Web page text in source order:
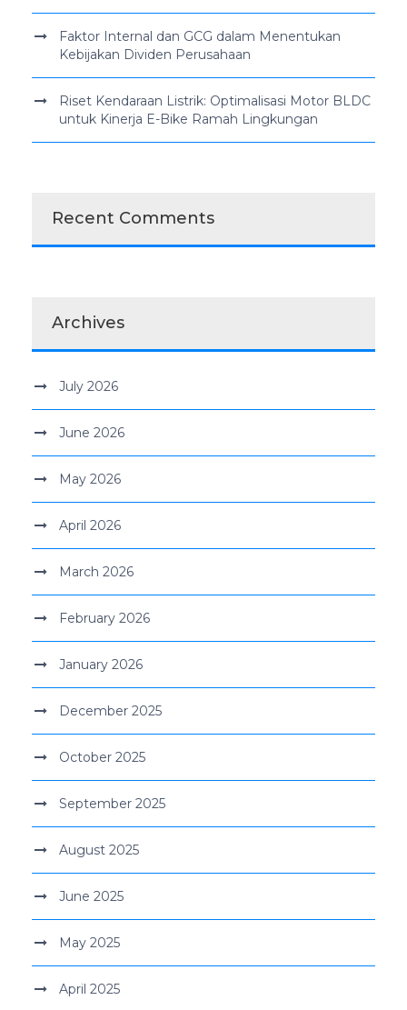
Faktor Internal dan GCG dalam Menentukan
Kebijakan Dividen Perusahaan
Riset Kendaraan Listrik: Optimalisasi Motor BLDC
untuk Kinerja E-Bike Ramah Lingkungan
Recent Comments
Archives
July 2026
June 2026
May 2026
April 2026
March 2026
February 2026
January 2026
December 2025
October 2025
September 2025
August 2025
June 2025
May 2025
April 2025